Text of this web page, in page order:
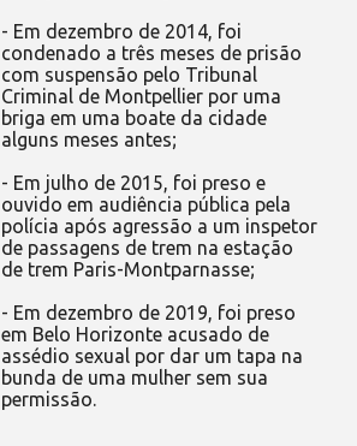
- Em dezembro de 2014, foi
condenado a três meses de prisão
com suspensão pelo Tribunal
Criminal de Montpellier por uma
briga em uma boate da cidade
alguns meses antes;
- Em julho de 2015, foi preso e
ouvido em audiência pública pela
polícia após agressão a um inspetor
de passagens de trem na estação
de trem Paris-Montparnasse;
- Em dezembro de 2019, foi preso
em Belo Horizonte acusado de
assédio sexual por dar um tapa na
bunda de uma mulher sem sua
permissão.